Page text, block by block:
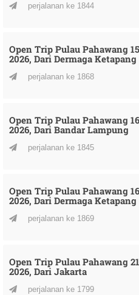
perjalanan ke 1844
Open Trip Pulau Pahawang
2026, Dari Dermaga Ketapang
perjalanan ke 1868
Open Trip Pulau Pahawang
2026, Dari Bandar Lampung
perjalanan ke 1845
Open Trip Pulau Pahawang
2026, Dari Dermaga Ketapang
perjalanan ke 1869
Open Trip Pulau Pahawang
2026, Dari Jakarta
perjalanan ke 1799